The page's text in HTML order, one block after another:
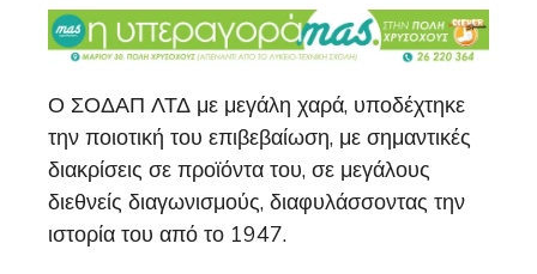
Ο ΣΟΔΑΠ ΛΤΔ με μεγάλη χαρά, υποδέχτηκε
την ποιοτική του επιβεβαίωση, με σημαντικές
διακρίσεις σε προϊόντα του, σε μεγάλους
διεθνείς διαγωνισμούς, διαφυλάσσοντας την
ιστορία του από το 1947.